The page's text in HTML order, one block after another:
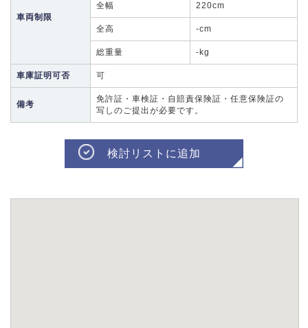
車両制限
全幅 220cm
全高 -cm
総重量 -kg
車庫証明可否 可
備考
免許証・車検証・自賠責保険証・任意保険証の
写しのご提出が必要です。
検討リストに追加